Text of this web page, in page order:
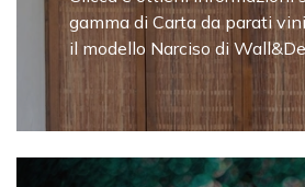
gamma di Carta da parati
il modello Narciso di